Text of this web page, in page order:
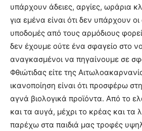
υπάρχουν άδειες, αργίες, ωράρια
για εμένα είναι ότι δεν υπάρχουν
υποδομές από τους αρμόδιους
δεν έχουμε ούτε ένα σφαγείο στο
αναγκασμένοι να πηγαίνουμε σε
Φθιώτιδας είτε της
ικανοποίηση είναι ότι προσφέρω
αγνά βιολογικά προϊόντα. Από το
και τα αυγά, μέχρι το κρέας και τα
παρέχω στα παιδιά μας τροφές